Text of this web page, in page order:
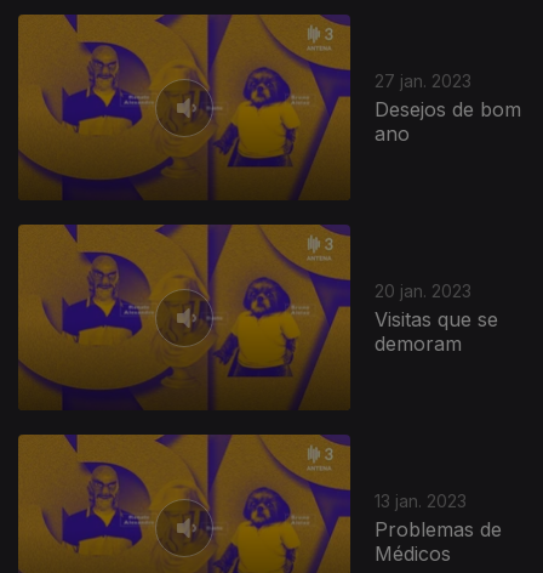
27 jan. 2023
Desejos de bom
ano
20 jan. 2023
Visitas que se
demoram
13 jan. 2023
Problemas de
Médicos